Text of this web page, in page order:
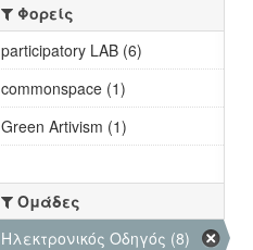
Φορείς
participatory LAB (6)
commonspace (1)
Green Artivism (1)
Ομάδες
Hλεκτρονικός Οδηγός (8)